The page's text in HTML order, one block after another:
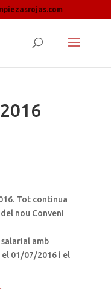
Tot continua
nou Conveni
amb
el 01/07/2016 i el